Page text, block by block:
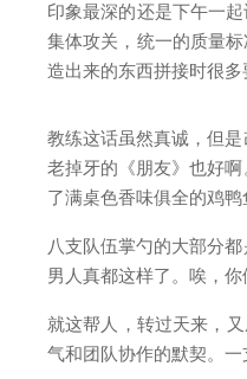
印象最深的还是下午一
集体攻关，统一的质量
造出来的东西拼接时很多
教练这话虽然真诚，但
老掉牙的《朋友》也好
了满桌色香味俱全的鸡
八支队伍掌勺的大部分
男人真都这样了。唉，你
就这帮人，转过天来，
气和团队协作的默契。